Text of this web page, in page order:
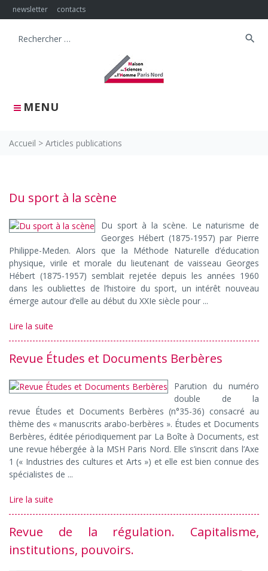
Skip
to
newsletter contacts
MENU
Search
search
Accueil > Articles publications
Articles
publications
Du sport à la scène
Du sport à la scène. Le naturisme de
Georges Hébert (1875-1957) par Pierre
Philippe-Meden. Alors que la Méthode Naturelle d’éducation
physique, virile et morale du lieutenant de vaisseau Georges
Hébert (1875-1957) semblait rejetée depuis les années 1960
dans les oubliettes de l’histoire du sport, un intérêt nouveau
émerge autour d’elle au début du XXIe siècle pour ...
Lire la suite
Revue Études et Documents Berbères
Parution du numéro
double de la
revue Études et Documents Berbères (n°35-36) consacré au
thème des « manuscrits arabo-berbères ». Études et Documents
Berbères, éditée périodiquement par La Boîte à Documents, est
une revue hébergée à la MSH Paris Nord. Elle s’inscrit dans l’Axe
1 (« Industries des cultures et Arts ») et elle est bien connue des
spécialistes de ...
Lire la suite
Revue de la régulation. Capitalisme,
institutions, pouvoirs.